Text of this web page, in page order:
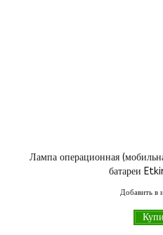
Лампа операционная
батареи
Добавить в